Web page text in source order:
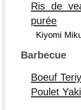
Ris de
purée
Kiyomi
Barbecue
Boeuf
Poulet